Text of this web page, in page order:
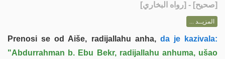
[صحيح] - [رواه البخاري]
المزيــد ...
Prenosi se od Aiše, radijallahu anha,da je kazivala:
"Abdurrahman b. Ebu Bekr, radijallahu anhuma, ušao